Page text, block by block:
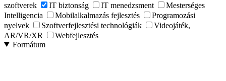
szoftverek
IT biztonság IT menedzsment
Mesterséges
Intelligencia
Mobilalkalmazás fejlesztés
Programozási
nyelvek
Szoftverfejlesztési technológiák
Videojáték,
AR/VR/XR
Webfejlesztés
Formátum